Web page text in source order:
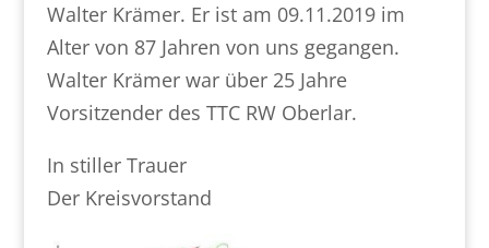
Walter Krämer. Er ist am 09.11.2019 im
Alter von 87 Jahren von uns gegangen.
Walter Krämer war über 25 Jahre
Vorsitzender des TTC RW Oberlar.
In stiller Trauer
Der Kreisvorstand